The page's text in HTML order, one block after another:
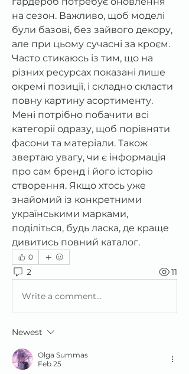
на сезон. Важливо, щоб моделі
були базові, без зайвого декору,
але при цьому сучасні за кроєм.
Часто стикаюсь із тим, що на
різних ресурсах показані лише
окремі позиції, і складно скласти
повну картину асортименту.
Мені потрібно побачити всі
категорії одразу, щоб порівняти
фасони та матеріали. Також
звертаю увагу, чи є інформація
про сам бренд і його історію
створення. Якщо хтось уже
знайомий із конкретними
українськими марками,
поділіться, будь ласка, де краще
дивитись повний каталог.
0
2 11
Write a comment...
Newest
Olga Summas
Feb 25